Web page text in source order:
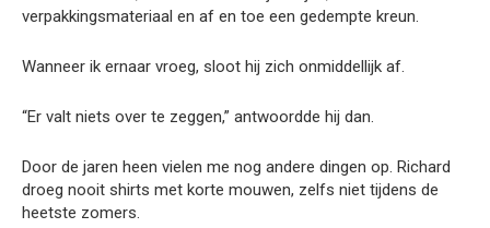
verpakkingsmateriaal en af en toe een gedempte kreun.
Wanneer ik ernaar vroeg, sloot hij zich onmiddellijk af.
“Er valt niets over te zeggen,” antwoordde hij dan.
Door de jaren heen vielen me nog andere dingen op. Richard
droeg nooit shirts met korte mouwen, zelfs niet tijdens de
heetste zomers.